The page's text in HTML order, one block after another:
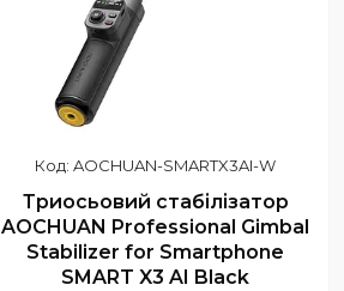
AOCHUAN-SMARTX3AI-W
Триосьовий стабілізатор
AOCHUAN Professional Gimbal
Stabilizer for Smartphone
SMART X3 AI Black